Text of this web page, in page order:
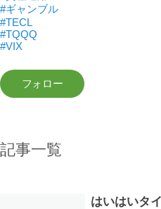
#ギャンブル
#TECL
#TQQQ
#VIX
記事一覧
はいはいタ